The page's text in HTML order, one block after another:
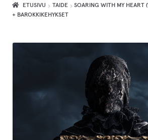
Uniikkiviikko
Joululahjat naiselle
Puusepäntuotteet
ETUSIVU TAIDE
SOARING WITH MY HEART
+ BAROKKIKEHYKSET